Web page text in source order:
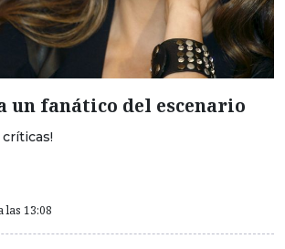
un fanático del escenario
las 13:08